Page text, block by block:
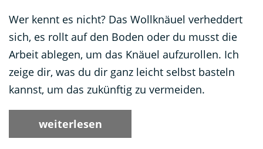
Wer kennt es nicht? Das Wollknäuel verheddert
sich, es rollt auf den Boden oder du musst die
Arbeit ablegen, um das Knäuel aufzurollen. Ich
zeige dir, was du dir ganz leicht selbst basteln
kannst, um das zukünftig zu vermeiden.
weiterlesen